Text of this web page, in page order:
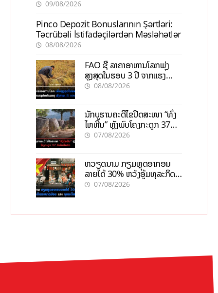
İpuçları
09/08/2026
Pinco Depozit Bonuslarının Şərtləri:
Təcrübəli İstifadəçilərdən Məsləhətlər
08/08/2026
FAO ຊີ້ ລາຄາອາຫານໂລກພຸ່ງ
ສູງສຸດໃນຮອບ 3 ປີ ຈາກແຮງ
ກົດດັນຂອງສົງຄາມ, El nino
08/08/2026
ນັກບູຮານຄະດີໄຂປິດສະໜາ “ທົ່ງ
ໄຫຫີນ” ຫຼັງພົບໂຄງກະດູກ 37
ຄົນໃນຫີນຍັກ
07/08/2026
ຫວຽດນາມ ກຽມຫຼຸດອາກອນ
ລາຍໄດ້ 30% ຫວັງອູ້ມທຸລະກິດ
ຂະໜາດນ້ອຍ ແລະ ຈຸນລະ
07/08/2026